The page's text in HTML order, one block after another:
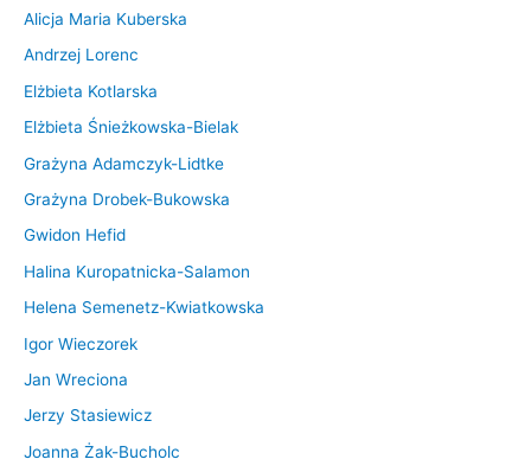
Alicja Maria Kuberska
Andrzej Lorenc
Elżbieta Kotlarska
Elżbieta Śnieżkowska-Bielak
Grażyna Adamczyk-Lidtke
Grażyna Drobek-Bukowska
Gwidon Hefid
Halina Kuropatnicka-Salamon
Helena Semenetz-Kwiatkowska
Igor Wieczorek
Jan Wreciona
Jerzy Stasiewicz
Joanna Żak-Bucholc